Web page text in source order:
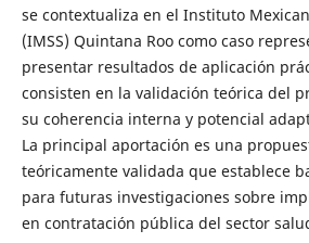
se contextualiza en el Instituto
(IMSS) Quintana Roo como caso
presentar resultados de aplicación
consisten en la validación teórica del
su coherencia interna y potencial
La principal aportación es una
teóricamente validada que establece
para futuras investigaciones sobre
en contratación pública del sector